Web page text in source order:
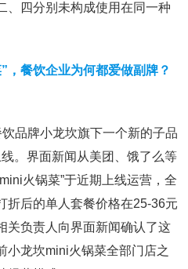
、四分别未构成使用在同一种
，餐饮企业为何都爱做副牌？
品牌小龙坎旗下一个新的子品
。界面新闻从美团、饿了么等
火锅菜”于近期上线运营，全
折后的单人套餐价格在25-36元
关负责人向界面新闻确认了这
小龙坎mini火锅菜全部门店之